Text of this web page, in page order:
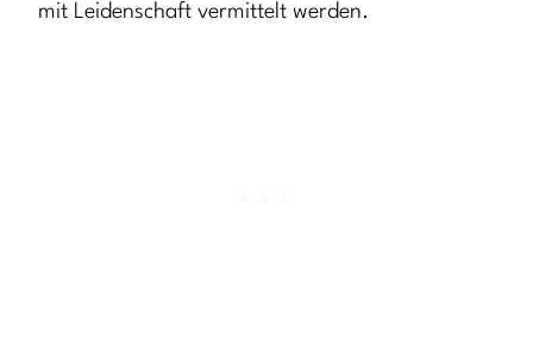
mit Leidenschaft vermittelt werden.